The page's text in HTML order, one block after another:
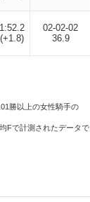
1:52.2
(+1.8)
02-02-02
36.9
勝以上の女性騎手の
Fで計測されたデータで